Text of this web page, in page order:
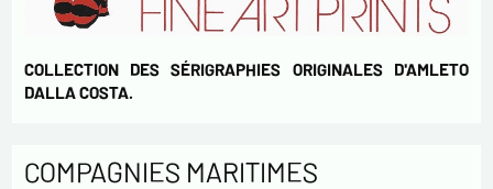
COLLECTION DES SÉRIGRAPHIES ORIGINALES D'AMLETO
DALLA COSTA.
COMPAGNIES MARITIMES